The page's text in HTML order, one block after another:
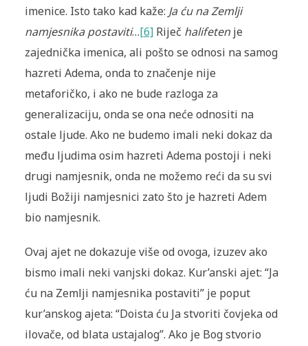
imenice. Isto tako kad kaže: Ja ću na Zemlji
namjesnika postaviti…[6]Riječ halifetenje
zajednička imenica, ali pošto se odnosi na samog
hazreti Adema, onda to značenje nije
metaforičko, i ako ne bude razloga za
generalizaciju, onda se ona neće odnositi na
ostale ljude. Ako ne budemo imali neki dokaz da
među ljudima osim hazreti Adema postoji i neki
drugi namjesnik, onda ne možemo reći da su svi
ljudi Božiji namjesnici zato što je hazreti Adem
bio namjesnik.
Ovaj ajet ne dokazuje više od ovoga, izuzev ako
bismo imali neki vanjski dokaz. Kur’anski ajet: “Ja
ću na Zemlji namjesnika postaviti” je poput
kur’anskog ajeta: “Doista ću Ja stvoriti čovjeka od
ilovače, od blata ustajalog”. Ako je Bog stvorio